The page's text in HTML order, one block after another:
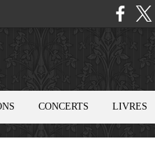
CONCERTS LIVRES